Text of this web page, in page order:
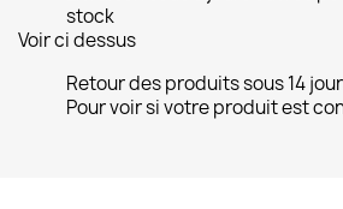
stock
Voir ci dessus
Retour des produits sous 14
Pour voir si votre produit est